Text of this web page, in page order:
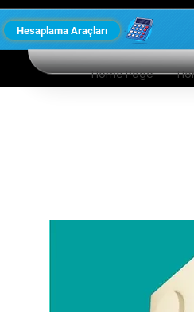
Hesaplama Araçları
Home Page